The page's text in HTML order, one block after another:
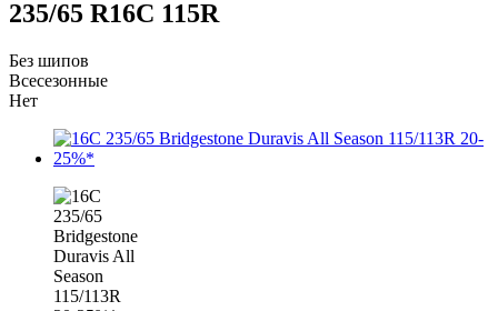
235/65 R16C 115R
Без шипов
Всесезонные
Нет